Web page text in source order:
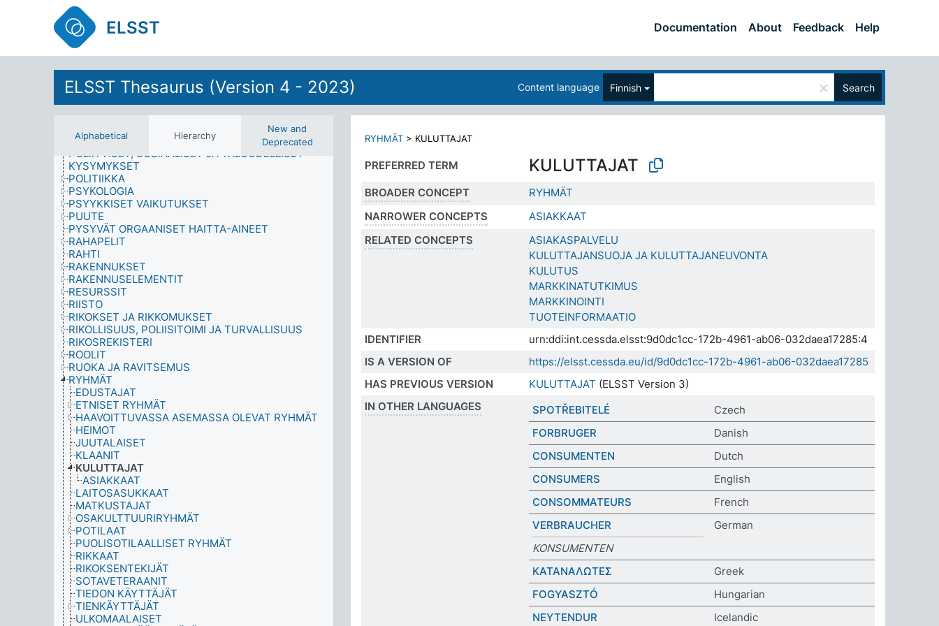
ELSST Documentation About Feedback Help
ELSST Thesaurus (Version 4 - 2023) Content language Finnish × Search
Alphabetical Hierarchy
New and
Deprecated
OSALLISTUMINEN
OTANTAMENETELMÄT
PAKOTTEET
PALKANLISÄT
PERHEET
PERSOONALLISUUS
PERUSPALVELUT
POLIITTINEN TOIMINTA
POLIITTISET JÄRJESTELMÄT
POLIITTISET, SOSIAALISET JA TALOUDELLISET
KYSYMYKSET
POLITIIKKA
PSYKOLOGIA
PSYYKKISET VAIKUTUKSET
PUUTE
PYSYVÄT ORGAANISET HAITTA-AINEET
RAHAPELIT
RAHTI
RAKENNUKSET
RAKENNUSELEMENTIT
RESURSSIT
RIISTO
RIKOKSET JA RIKKOMUKSET
RIKOLLISUUS, POLIISITOIMI JA TURVALLISUUS
RIKOSREKISTERI
ROOLIT
RUOKA JA RAVITSEMUS
RYHMÄT
EDUSTAJAT
ETNISET RYHMÄT
HAAVOITTUVASSA ASEMASSA OLEVAT RYHMÄT
HEIMOT
JUUTALAISET
KLAANIT
KULUTTAJAT
ASIAKKAAT
LAITOSASUKKAAT
MATKUSTAJAT
OSAKULTTUURIRYHMÄT
POTILAAT
PUOLISOTILAALLISET RYHMÄT
RIKKAAT
RIKOKSENTEKIJÄT
SOTAVETERAANIT
TIEDON KÄYTTÄJÄT
TIENKÄYTTÄJÄT
ULKOMAALAISET
RYHMÄT > KULUTTAJAT
PREFERRED TERM KULUTTAJAT
BROADER CONCEPT
RYHMÄT
NARROWER CONCEPTS
ASIAKKAAT
RELATED CONCEPTS
ASIAKASPALVELU
KULUTTAJANSUOJA JA KULUTTAJANEUVONTA
KULUTUS
MARKKINATUTKIMUS
MARKKINOINTI
TUOTEINFORMAATIO
IDENTIFIER
urn:ddi:int.cessda.elsst:9d0dc1cc-172b-4961-ab06-032daea17285:4
IS A VERSION OF
https://elsst.cessda.eu/id/9d0dc1cc-172b-4961-ab06-032daea17285
HAS PREVIOUS VERSION
KULUTTAJAT (ELSST Version 3)
IN OTHER LANGUAGES
SPOTŘEBITELÉ
Czech
FORBRUGER
Danish
CONSUMENTEN
Dutch
CONSUMERS
English
CONSOMMATEURS
French
VERBRAUCHER
German
KONSUMENTEN
ΚΑΤΑΝΑΛΩΤΕΣ
Greek
FOGYASZTÓ
Hungarian
NEYTENDUR
Icelandic